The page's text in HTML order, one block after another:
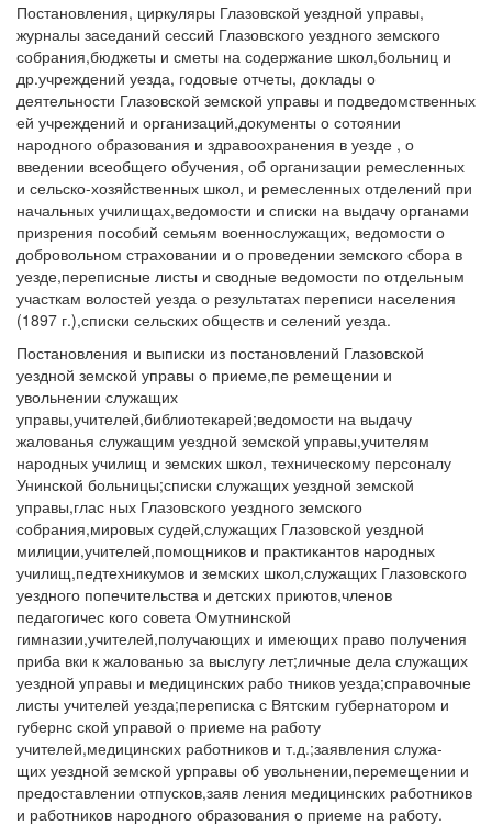
Постановления, циркуляры Глазовской уездной управы,
журналы заседаний сессий Глазовского уездного земского
собрания,бюджеты и сметы на содержание школ,больниц и
др.учреждений уезда, годовые отчеты, доклады о
деятельности Глазовской земской управы и подведомственных
ей учреждений и организаций,документы о сотоянии
народного образования и здравоохранения в уезде , о
введении всеобщего обучения, об организации ремесленных
и сельско-хозяйственных школ, и ремесленных отделений при
начальных училищах,ведомости и списки на выдачу органами
призрения пособий семьям военнослужащих, ведомости о
добровольном страховании и о проведении земского сбора в
уезде,переписные листы и сводные ведомости по отдельным
участкам волостей уезда о результатах переписи населения
(1897 г.),списки сельских обществ и селений уезда.
Постановления и выписки из постановлений Глазовской
уездной земской управы о приеме,пе ремещении и
увольнении служащих
управы,учителей,библиотекарей;ведомости на выдачу
жалованья служащим уездной земской управы,учителям
народных училищ и земских школ, техническому персоналу
Унинской больницы;списки служащих уездной земской
управы,глас ных Глазовского уездного земского
собрания,мировых судей,служащих Глазовской уездной
милиции,учителей,помощников и практикантов народных
училищ,педтехникумов и земских школ,служащих Глазовского
уездного попечительства и детских приютов,членов
педагогичес кого совета Омутнинской
гимназии,учителей,получающих и имеющих право получения
приба вки к жалованью за выслугу лет;личные дела служащих
уездной управы и медицинских рабо тников уезда;справочные
листы учителей уезда;переписка с Вятским губернатором и
губернс ской управой о приеме на работу
учителей,медицинских работников и т.д.;заявления служа-
щих уездной земской урправы об увольнении,перемещении и
предоставлении отпусков,заяв ления медицинских работников
и работников народного образования о приеме на работу.